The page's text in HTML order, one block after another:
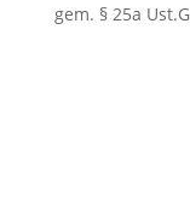
gem. § 25a